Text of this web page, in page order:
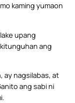
kaming yumaon
upang
ang
ay nagsilabas, at
ang sabi ni